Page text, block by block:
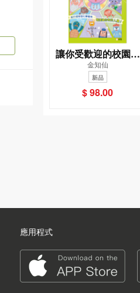
讓你受歡迎的校園溝
通秘訣[新雅．成長館]
金知仙
新品
$ 98.00
應用程式